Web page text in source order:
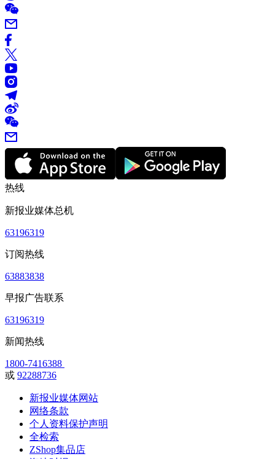
热线
新报业媒体总机
63196319
订阅热线
63883838
早报广告联系
63196319
新闻热线
1800-7416388
或 92288736
新报业媒体网站
网络条款
个人资料保护声明
全检索
ZShop集品店